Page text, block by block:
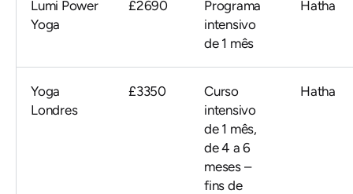
Lumi Power
Yoga
£2690
Programa
intensivo
de 1 mês
Hatha
Yoga
Londres
£3350
Curso
intensivo
de 1 mês,
de 4 a 6
meses –
fins de
Hatha